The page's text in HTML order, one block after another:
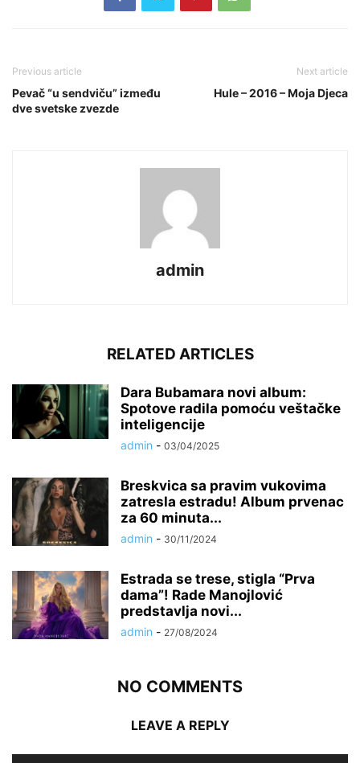
Previous article
Pevač “u sendviču” između
dve svetske zvezde
Next article
Hule – 2016 – Moja Djeca
admin
RELATED ARTICLES
Dara Bubamara novi album:
Spotove radila pomoću veštačke
inteligencije
admin - 03/04/2025
Breskvica sa pravim vukovima
zatresla estradu! Album prvenac
za 60 minuta...
admin - 30/11/2024
Estrada se trese, stigla “Prva
dama”! Rade Manojlović
predstavlja novi...
admin - 27/08/2024
NO COMMENTS
LEAVE A REPLY